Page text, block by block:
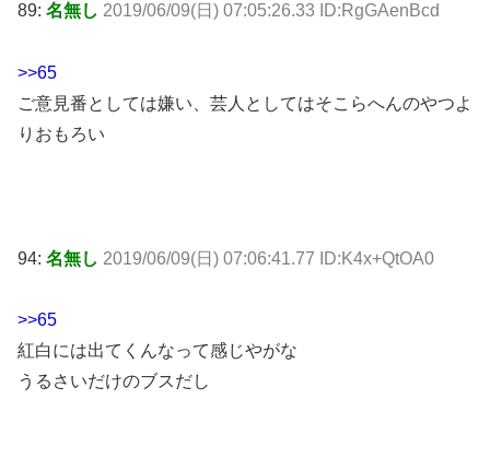
89: 名無し 2019/06/09(日) 07:05:26.33 ID:RgGAenBcd
>>65
ご意見番としては嫌い、芸人としてはそこらへんのやつよ
りおもろい
94: 名無し 2019/06/09(日) 07:06:41.77 ID:K4x+QtOA0
>>65
紅白には出てくんなって感じやがな
うるさいだけのブスだし